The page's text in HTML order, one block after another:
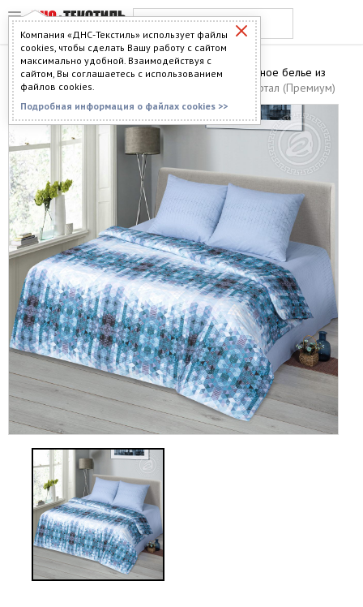
Компания «ДНС-Текстиль» использует файлы
cookies, чтобы сделать Вашу работу с сайтом
максимально удобной. Взаимодействуя с
сайтом, Вы соглашаетесь с использованием
файлов cookies.
Подробная информация о файлах cookies >>
Главная >Каталог>Постельное бельё>Постельное белье из
бязи> Постельное белье АРТ Дизайн Бязь - Квартал (Премиум)